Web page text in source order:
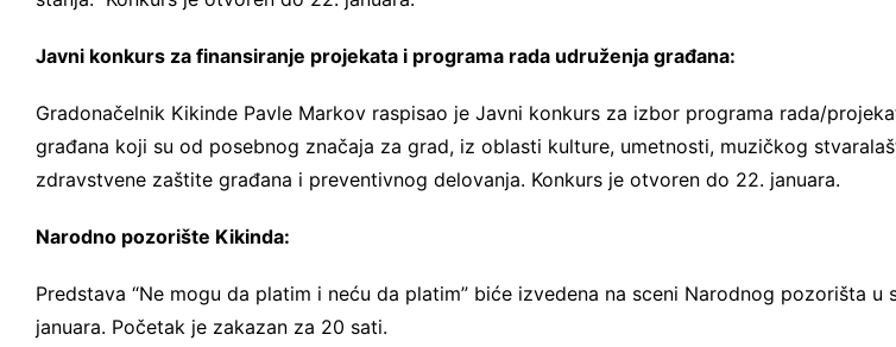
Javni konkurs za finansiranje projekata i programa rada udruženja građana:
Gradonačelnik Kikinde Pavle Markov raspisao je Javni konkurs za izbor programa rada/
građana koji su od posebnog značaja za grad, iz oblasti kulture, umetnosti, muzičkog
zdravstvene zaštite građana i preventivnog delovanja. Konkurs je otvoren do 22. januara.
Narodno pozorište Kikinda:
Predstava “Ne mogu da platim i neću da platim” biće izvedena na sceni Narodnog pozorišta u
januara. Početak je zakazan za 20 sati.